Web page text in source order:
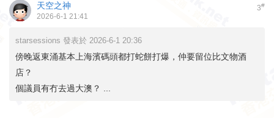
3#
天空之神
2026-6-1 21:41
starsessions 發表於 2026-6-1 20:36
傍晚返東涌基本上海濱碼頭都打蛇餅打爆，仲要留位比文物酒
店？
個議員有冇去過大澳？ ...